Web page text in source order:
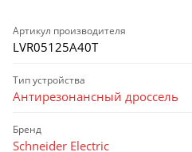
Артикул производителя
LVR05125A40T
Тип устройства
Антирезонансный дроссель
Бренд
Schneider Electric